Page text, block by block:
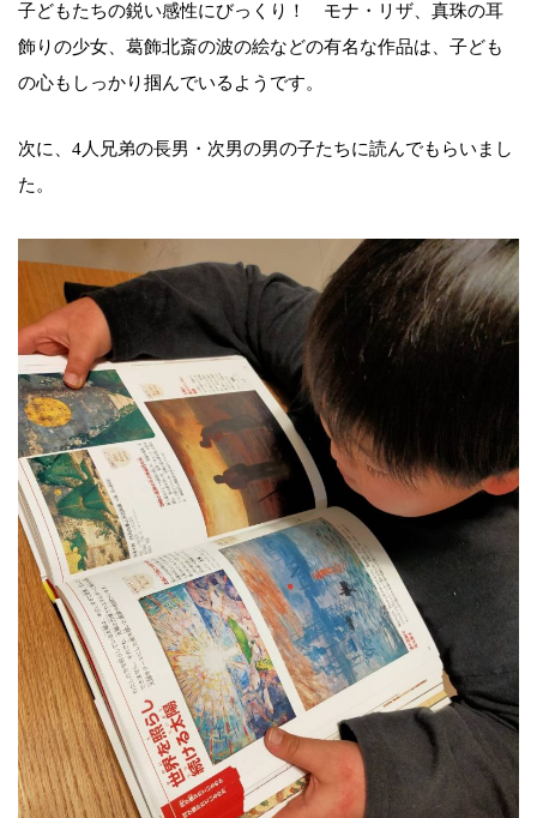
子どもたちの鋭い感性にびっくり！ モナ・リザ、真珠の耳
飾りの少女、葛飾北斎の波の絵などの有名な作品は、子ども
の心もしっかり掴んでいるようです。
次に、4人兄弟の長男・次男の男の子たちに読んでもらいまし
た。